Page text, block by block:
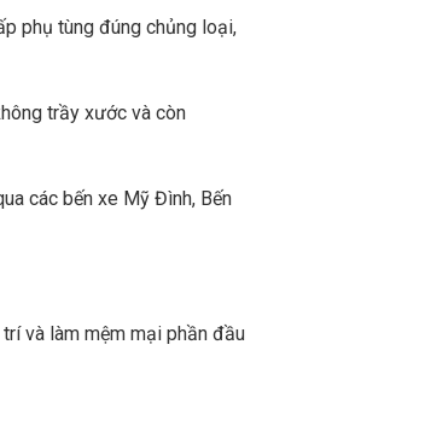
phụ tùng đúng chủng loại,
trầy xước và còn
các bến xe Mỹ Đình, Bến
và làm mệm mại phần đầu